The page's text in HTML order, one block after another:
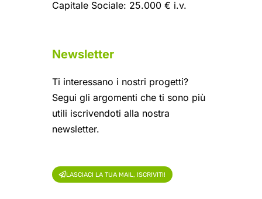
Capitale Sociale: 25.000 € i.v.
Newsletter
Ti interessano i nostri progetti?
Segui gli argomenti che ti sono più
utili iscrivendoti alla nostra
newsletter.
LASCIACI LA TUA MAIL, ISCRIVITI!